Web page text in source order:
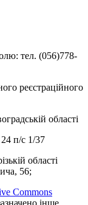
тел. (056)778-
реєстраційного
області
п/с 1/37
області
56;
Commons